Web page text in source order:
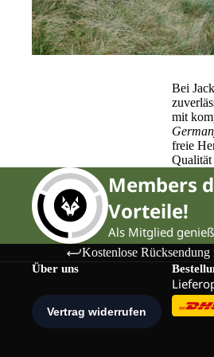
Bei
mit
freie
Qualität
Members
Vorteile!
Als Mitglied
Kostenlose
Über uns